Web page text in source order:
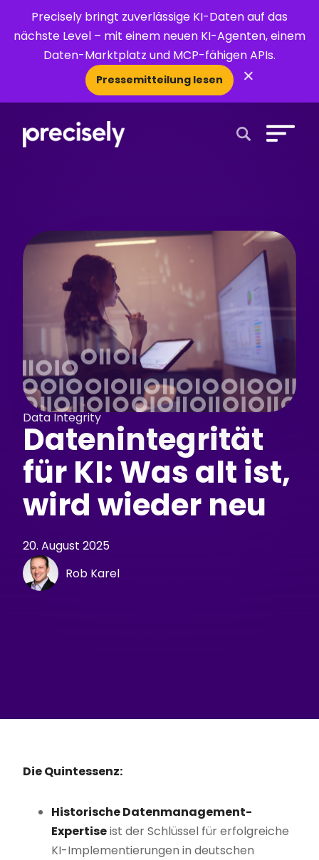
Precisely bringt zuverlässige KI-Daten auf das
nächste Level – mit einem neuen KI-Agenten, einem
Daten-Marktplatz und MCP-fähigen APIs.
Pressemitteilung lesen ×
Data Integrity
Datenintegrität
für KI: Was alt ist,
wird wieder neu
20. August 2025
Rob Karel
Die Quintessenz:
Historische Datenmanagement-
Expertiseist der Schlüssel für erfolgreiche
KI-Implementierungen in deutschen